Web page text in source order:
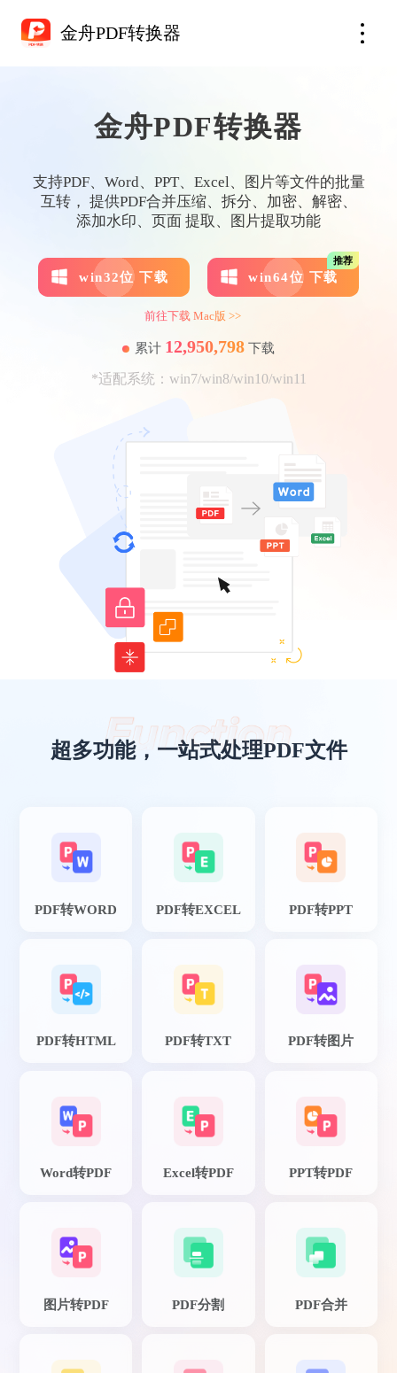
金舟PDF转换器
金舟PDF转换器
支持PDF、Word、PPT、Excel、图片等文件的批量
互转， 提供PDF合并压缩、拆分、加密、解密、
添加水印、页面 提取、图片提取功能
win32位 下载 win64位 下载
推荐
前往下载 Mac版 >>
累计 12,950,798 下载
*适配系统：win7/win8/win10/win11
超多功能，一站式处理PDF文件
PDF转WORD PDF转EXCEL PDF转PPT
PDF转HTML PDF转TXT PDF转图片
Word转PDF Excel转PDF PPT转PDF
图片转PDF PDF分割 PDF合并